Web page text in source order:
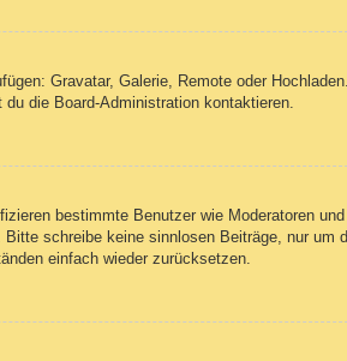
Gravatar, Galerie, Remote oder
die Board-Administration kontaktieren.
bestimmte Benutzer wie Moderatoren
schreibe keine sinnlosen Beiträge, nur um
einfach wieder zurücksetzen.